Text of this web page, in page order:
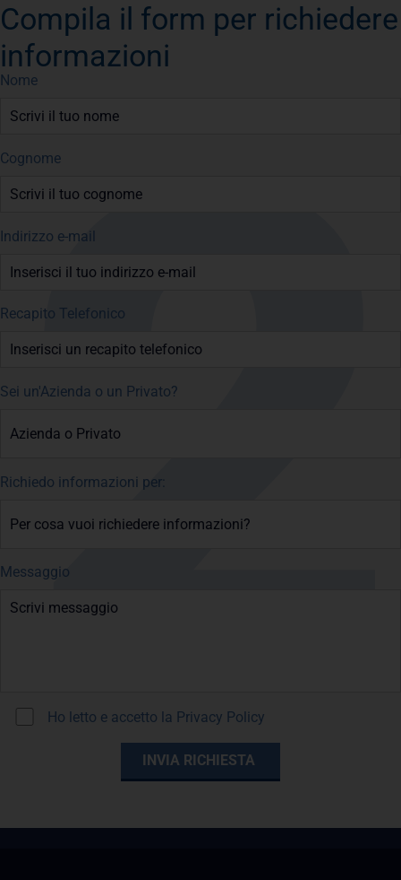
Compila il form per richiedere
informazioni
Nome
Cognome
Indirizzo e-mail
Recapito Telefonico
Sei un'Azienda o un Privato?
Richiedo informazioni per:
Messaggio
Ho letto e accetto la Privacy Policy